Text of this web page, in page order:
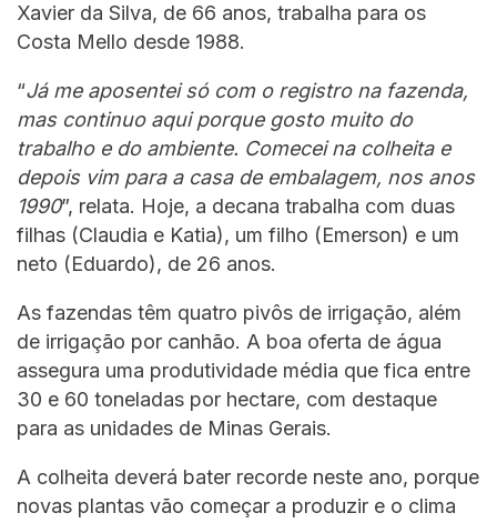
Xavier da Silva, de 66 anos, trabalha para os
Costa Mello desde 1988.
“Já me aposentei só com o registro na fazenda,
mas continuo aqui porque gosto muito do
trabalho e do ambiente. Comecei na colheita e
depois vim para a casa de embalagem, nos anos
1990”, relata. Hoje, a decana trabalha com duas
filhas (Claudia e Katia), um filho (Emerson) e um
neto (Eduardo), de 26 anos.
As fazendas têm quatro pivôs de irrigação, além
de irrigação por canhão. A boa oferta de água
assegura uma produtividade média que fica entre
30 e 60 toneladas por hectare, com destaque
para as unidades de Minas Gerais.
A colheita deverá bater recorde neste ano, porque
novas plantas vão começar a produzir e o clima